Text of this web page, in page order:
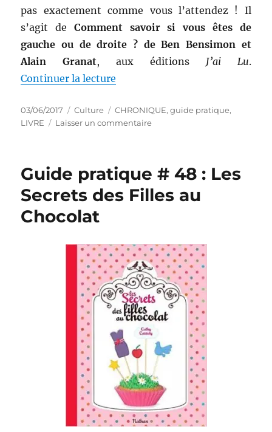
pas exactement comme vous l’attendez ! Il
s’agit de Comment savoir si vous êtes de
gauche ou de droite ? de Ben Bensimon et
Alain Granat, aux éditions J’ai Lu.
Continuer la lecture
Publié
le
03/06/2017 Catégories
Culture Étiquettes
CHRONIQUE,guide pratique,
LIVRE
Laisser un commentairesur
50
Comment
êtes
de
gauche
ou
de
droite
Guide pratique # 48 : Les
Secrets des Filles au
Chocolat